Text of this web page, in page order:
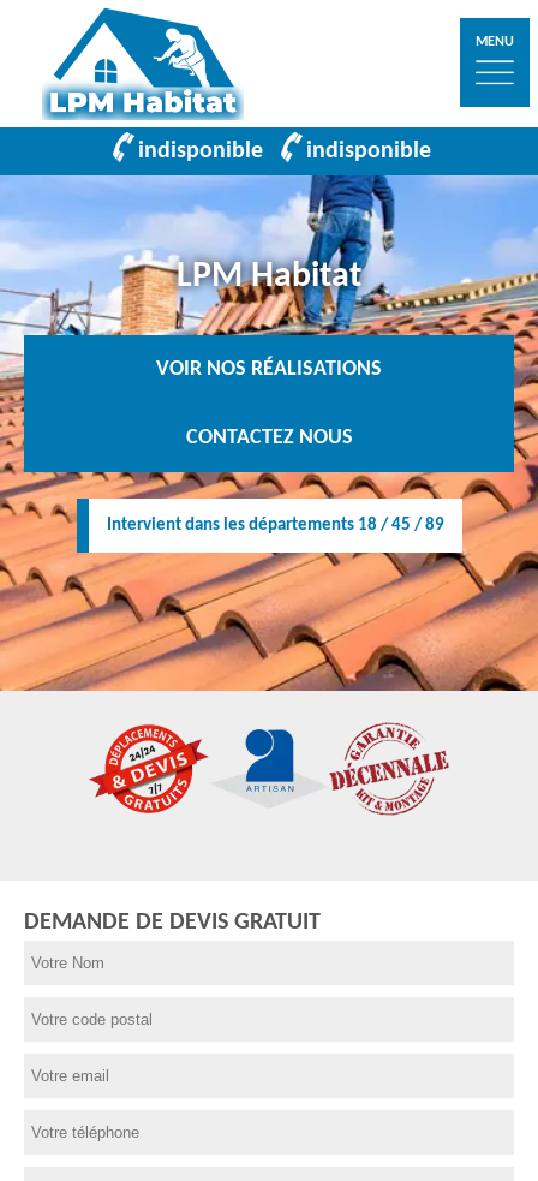
MENU
indisponible indisponible
LPM Habitat
VOIR NOS RÉALISATIONS
CONTACTEZ NOUS
Intervient dans les départements 18 / 45 / 89
DEMANDE DE DEVIS GRATUIT